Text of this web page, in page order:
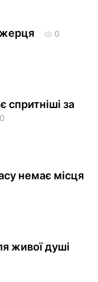
0
спритніші за
0
немає місця
живої душі